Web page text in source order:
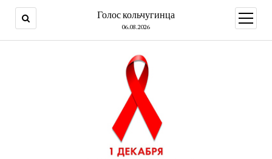
Голос кольчугинца
06.08.2026
меню